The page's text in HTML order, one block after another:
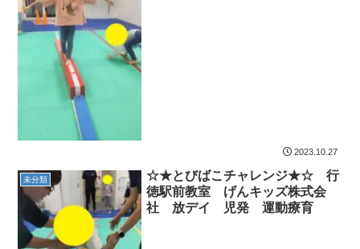
2023.10.27
未分類
☆★とびばこチャレンジ★☆ 行
徳駅前教室 げんキッズ株式会
社 放デイ 児発 運動療育